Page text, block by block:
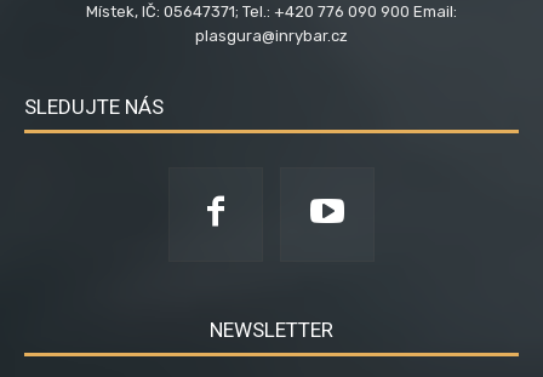
Místek, IČ: 05647371; Tel.: +420 776 090 900 Email:
plasgura@inrybar.cz
SLEDUJTE NÁS
NEWSLETTER